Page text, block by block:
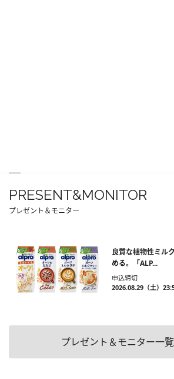
PRESENT&MONITOR
プレゼント＆モニター
良質な植物性ミル
める。「ALP...
申込締切
2026.08.29（土）
プレゼント＆モニター一